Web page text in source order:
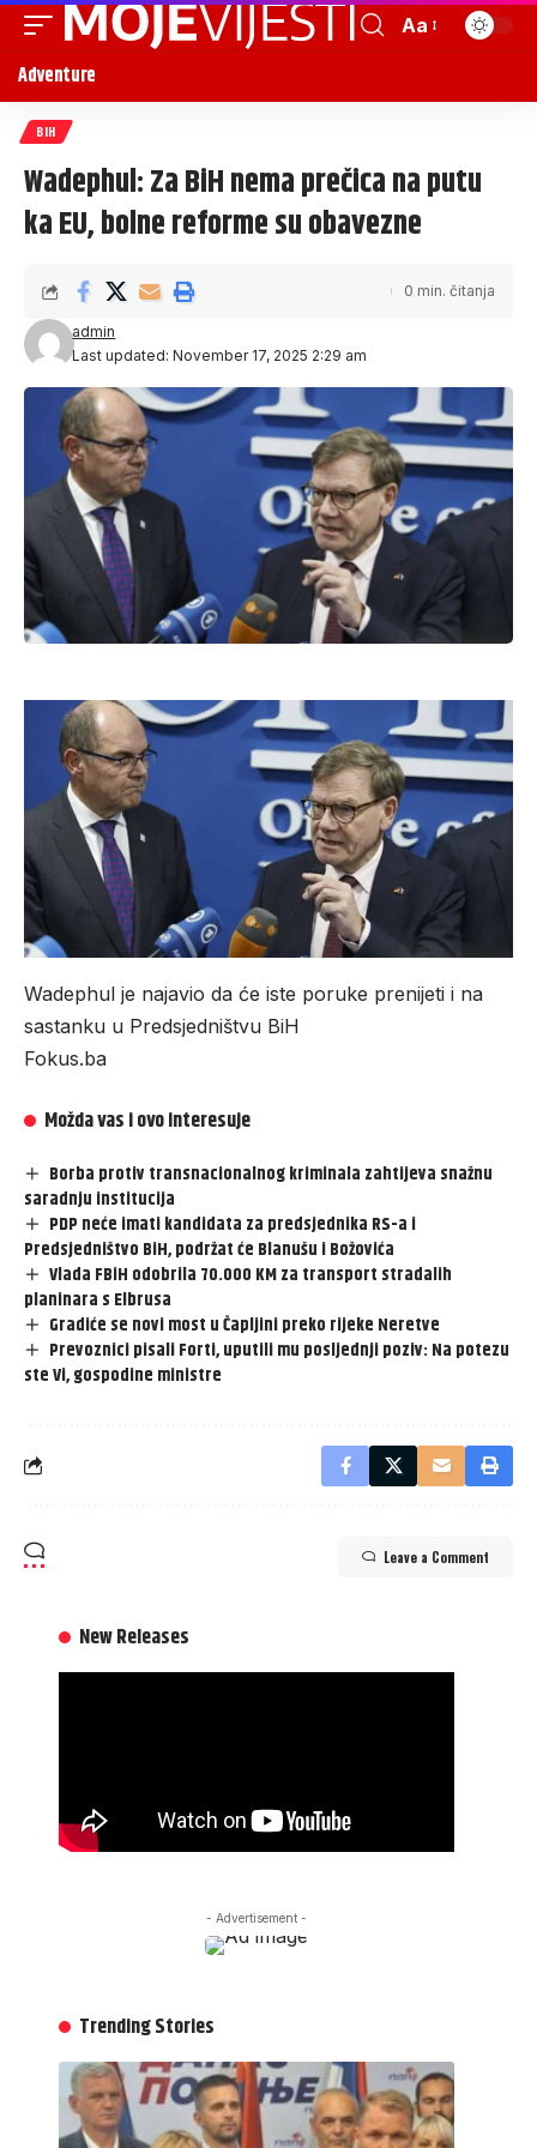
Aa
Adventure
BIH
Wadephul: Za BiH nema prečica na putu
ka EU, bolne reforme su obavezne
Last updated: November 17, 2025 2:29 am
admin
0 min. čitanja
Wadephul je najavio da će iste poruke prenijeti i na
sastanku u Predsjedništvu BiH
Fokus.ba
Možda vas i ovo interesuje
Borba protiv transnacionalnog kriminala zahtijeva snažnu
saradnju institucija
PDP neće imati kandidata za predsjednika RS-a i
Predsjedništvo BiH, podržat će Blanušu i Božovića
Vlada FBiH odobrila 70.000 KM za transport stradalih
planinara s Elbrusa
Gradiće se novi most u Čapljini preko rijeke Neretve
Prevoznici pisali Forti, uputili mu posljednji poziv: Na potezu
ste Vi, gospodine ministre
Leave a Comment
New Releases
- Advertisement -
Trending Stories